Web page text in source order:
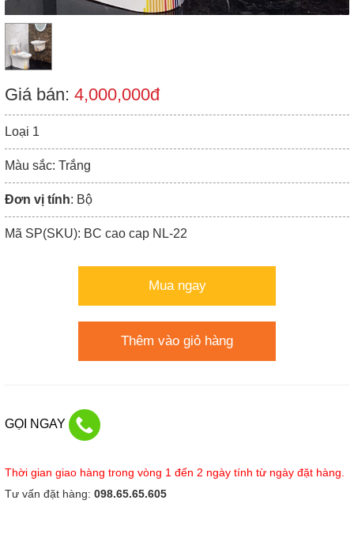
Giá bán: 4,000,000đ
Loại 1
Màu sắc: Trắng
Đơn vị tính: Bộ
Mã SP(SKU): BC cao cap NL-22
Mua ngay
Thêm vào giỏ hàng
GỌI NGAY
Thời gian giao hàng trong vòng 1 đến 2 ngày tính từ ngày đặt hàng.
Tư vấn đặt hàng: 098.65.65.605